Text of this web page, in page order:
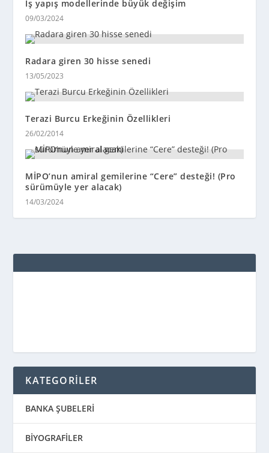
İş yapış modellerinde büyük değişim
09/03/2024
Radara giren 30 hisse senedi
13/05/2023
Terazi Burcu Erkeğinin Özellikleri
26/02/2014
MİPO’nun amiral gemilerine “Cere” desteği! (Pro
sürümüyle yer alacak)
14/03/2024
KATEGORİLER
BANKA ŞUBELERİ
BİYOGRAFİLER